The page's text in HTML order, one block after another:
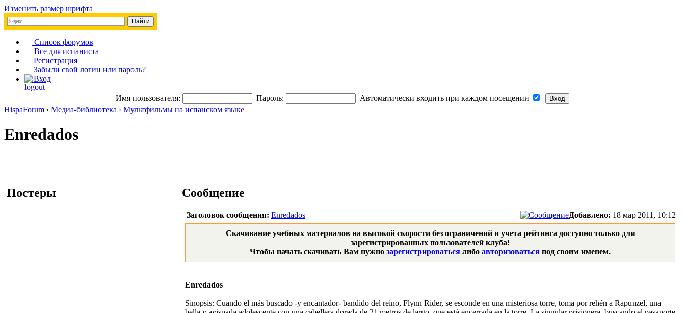
Изменить размер шрифта
Список форумов
Все для испаниста
Регистрация
Забыли свой логин или пароль?
Вход
Имя пользователя: Пароль:
Автоматически входить при каждом посещении
HispaForum ‹ Медиа-библиотека ‹ Мультфильмы на испанском языке
Enredados
Постеры Сообщение
Заголовок сообщения: Enredados Добавлено: 18 мар 2011, 10:12
Скачивание учебных материалов на высокой скорости без ограничений и учета рейтинга доступно только для
зарегистрированных пользователей клуба!
Чтобы начать скачивать Вам нужно зарегистрироваться либо авторизоваться под своим именем.
Enredados
Sinopsis: Cuando el más buscado -y encantador- bandido del reino, Flynn Rider, se esconde en una misteriosa torre, toma por rehén a Rapunzel, una